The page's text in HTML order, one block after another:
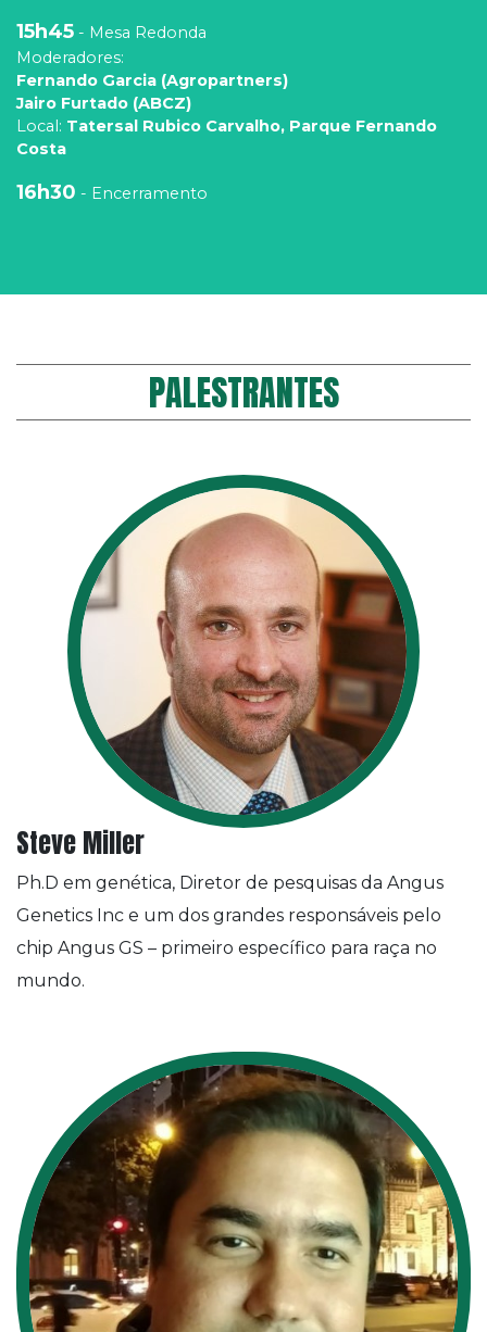
15h45 - Mesa Redonda
Moderadores:
Fernando Garcia (Agropartners)
Jairo Furtado (ABCZ)
Local: Tatersal Rubico Carvalho, Parque Fernando
Costa
16h30 - Encerramento
PALESTRANTES
Steve Miller
Ph.D em genética, Diretor de pesquisas da Angus
Genetics Inc e um dos grandes responsáveis pelo
chip Angus GS – primeiro específico para raça no
mundo.